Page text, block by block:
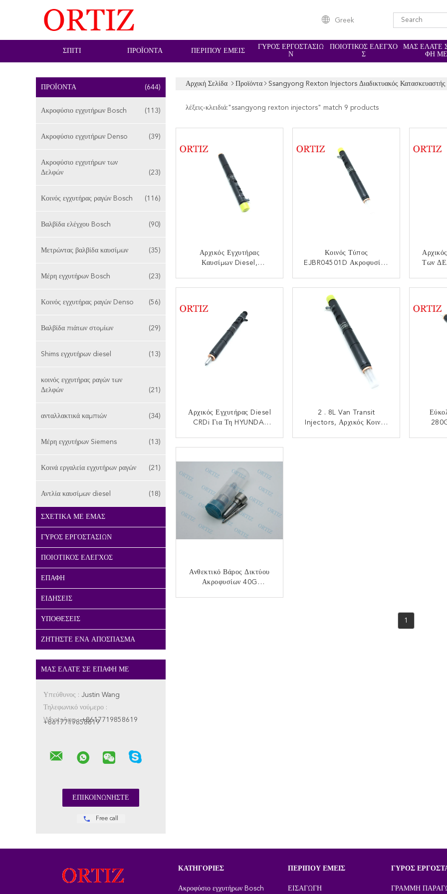
Greek
ΣΠΊΤΙ ΠΡΟΪΌΝΤΑ ΠΕΡΊΠΟΥ ΕΜΕΊΣ
ΓΎΡΟΣ ΕΡΓΟΣΤΑΣΊΩ
Ν
ΠΟΙΟΤΙΚΌΣ ΈΛΕΓΧΟ
Σ
ΜΑΣ ΕΛΆΤΕ
ΦΉ ΜΕ
ΠΡΟΪΌΝΤΑ (644)
Ακροφύσιο εγχυτήρων Bosch (113)
Ακροφύσιο εγχυτήρων Denso (39)
Ακροφύσιο εγχυτήρων των
Δελφών
(23)
Κοινός εγχυτήρας ραγών Bosch (116)
Βαλβίδα ελέγχου Bosch (90)
Μετρώντας βαλβίδα καυσίμων (35)
Μέρη εγχυτήρων Bosch (23)
Κοινός εγχυτήρας ραγών Denso (56)
Βαλβίδα πιάτων στομίων (29)
Shims εγχυτήρων diesel (13)
κοινός εγχυτήρας ραγών των
Δελφών
(21)
ανταλλακτικά καμπιών (34)
Μέρη εγχυτήρων Siemens (13)
Κοινά εργαλεία εγχυτήρων ραγών (21)
Αντλία καυσίμων diesel (18)
ΣΧΕΤΙΚΆ ΜΕ ΕΜΆΣ
ΓΎΡΟΣ ΕΡΓΟΣΤΑΣΊΩΝ
ΠΟΙΟΤΙΚΌΣ ΈΛΕΓΧΟΣ
ΕΠΑΦΉ
ΕΙΔΉΣΕΙΣ
ΥΠΟΘΈΣΕΙΣ
ΖΗΤΉΣΤΕ ΈΝΑ ΑΠΌΣΠΑΣΜΑ
ΜΑΣ ΕΛΆΤΕ ΣΕ ΕΠΑΦΉ ΜΕ
Υπεύθυνος : Justin Wang
Τηλεφωνικό νούμερο :
+8617719858619
WhatsApp :+8617719858619
Free call
Αρχική Σελίδα Προϊόντα Ssangyong Rexton Injectors Διαδικτυακός Κατασκευαστής
λέξεις-κλειδιά:" ssangyong rexton injectors" match 9 products
Αρχικός Εγχυτήρας
Καυσίμων Diesel,
ΕΠΙΚΟΙΝΩΝΉΣΤΕ
Κοινός Τύπος
EJBR04501D Ακροφυσίων
Ssangyong
ΕΠΙΚΟΙΝΩΝΉΣΤΕ
Των
Αρχικός Εγχυτήρας Diesel
CRDi Για Τη HYUNDAI
ΕΠΙΚΟΙΝΩΝΉΣΤΕ
2 . 8L Van Transit
Injectors, Αρχικός Κοινός
Ανθεκτικό Βάρος Δικτύου
Ακροφυσίων 40G
1
ΚΑΤΗΓΟΡΊΕΣ
Ακροφύσιο εγχυτήρων Bosch
ΠΕΡΊΠΟΥ ΕΜΕΊΣ
ΕΙΣΑΓΩΓΉ
ΓΎΡΟΣ
ΓΡΑΜΜΉ